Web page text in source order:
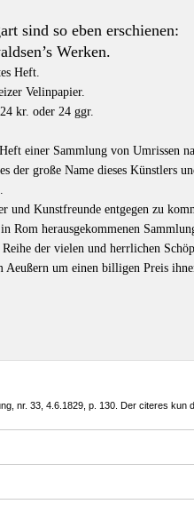
sind so eben erschienen:
Werken.
Heft.
Velinpapier.
kr. oder 24 ggr.
einer Sammlung von Umrissen
der große Name dieses Künstlers
und Kunstfreunde entgegen zu
Rom herausgekommenen
der vielen und herrlichen
um einen billigen Preis
nr. 33, 4.6.1829, p. 130. Der citeres kun